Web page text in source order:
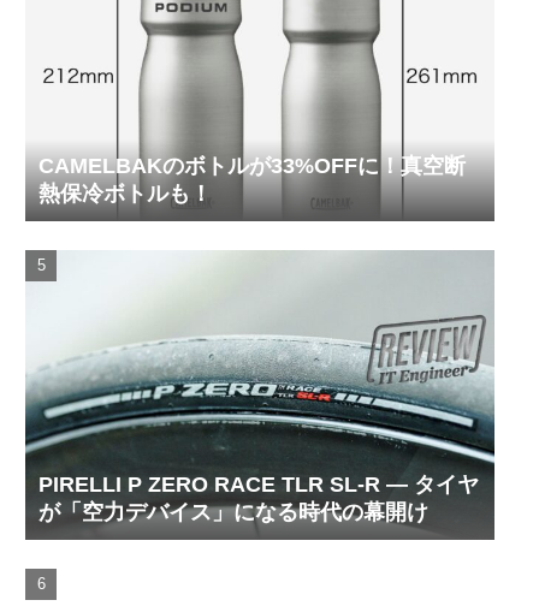
CAMELBAKのボトルが33%OFFに！真空断
熱保冷ボトルも！
PIRELLI P ZERO RACE TLR SL-R ― タイヤ
が「空力デバイス」になる時代の幕開け